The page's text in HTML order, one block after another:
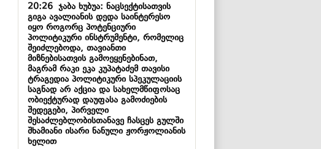
20:26ჯაბა ხუბუა: ნაცსექტისათვის
გიგა ავალიანის დედა საინტერესო
იყო როგორც პოტენციური
პოლიტიკური ინსტრუმენტი, რომელიც
შეიძლებოდა, თავიანთი
მიზნებისათვის გამოეყენებინათ,
მაგრამ რაკი ეკა კუპატაძემ თავისი
ტრაგედია პოლიტიკური სპეკულაციის
საგნად არ აქცია და სახელმწიფოსაც
ობიექტურად დაუფასა გამოძიების
შედეგები, პირველი
შესაძლებლობისთანავე ჩასცეს გულში
შხამიანი ისარი ნანული ჟორჟოლიანის
ხელით